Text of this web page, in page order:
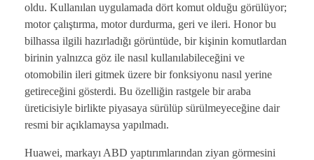
oldu. Kullanılan uygulamada dört komut olduğu görülüyor;
motor çalıştırma, motor durdurma, geri ve ileri. Honor bu
bilhassa ilgili hazırladığı görüntüde, bir kişinin komutlardan
birinin yalnızca göz ile nasıl kullanılabileceğini ve
otomobilin ileri gitmek üzere bir fonksiyonu nasıl yerine
getireceğini gösterdi. Bu özelliğin rastgele bir araba
üreticisiyle birlikte piyasaya sürülüp sürülmeyeceğine dair
resmi bir açıklamaysa yapılmadı.
Huawei, markayı ABD yaptırımlarından ziyan görmesini